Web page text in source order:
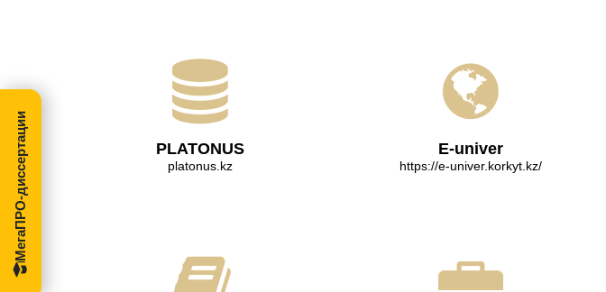
PLATONUS
platonus.kz
E-univer
https://e-univer.korkyt.kz/
МегаПРО-диссертации